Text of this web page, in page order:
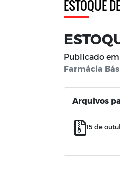
ESTOQUE
Publicado em
Farmácia
Arquivos
15 de